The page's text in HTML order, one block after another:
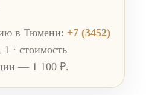
в Тюмени: +7 (3452)
· стоимость
— 1 100 ₽.